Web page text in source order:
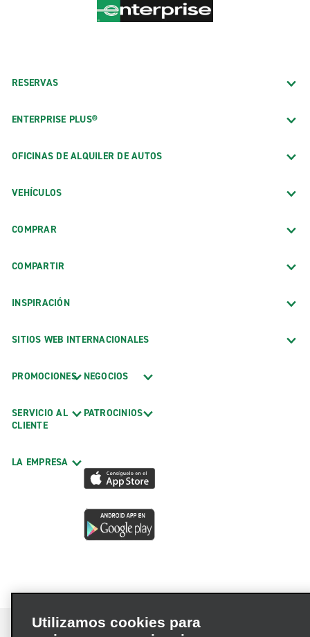
RESERVAS
ENTERPRISE PLUS®
OFICINAS DE ALQUILER DE AUTOS
VEHÍCULOS
COMPRAR
COMPARTIR
INSPIRACIÓN
SITIOS WEB INTERNACIONALES
PROMOCIONES
SERVICIO AL
CLIENTE
LA EMPRESA
NEGOCIOS
PATROCINIOS
Utilizamos cookies para